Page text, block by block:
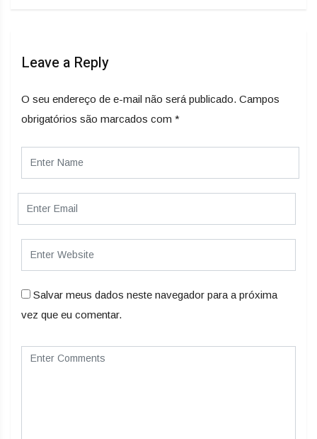
Leave a Reply
O seu endereço de e-mail não será publicado. Campos
obrigatórios são marcados com *
Salvar meus dados neste navegador para a próxima
vez que eu comentar.